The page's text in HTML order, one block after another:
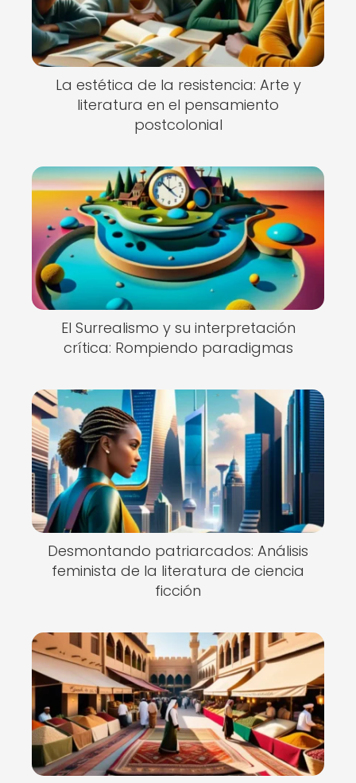
La estética de la resistencia: Arte y
literatura en el pensamiento
postcolonial
El Surrealismo y su interpretación
crítica: Rompiendo paradigmas
Desmontando patriarcados: Análisis
feminista de la literatura de ciencia
ficción